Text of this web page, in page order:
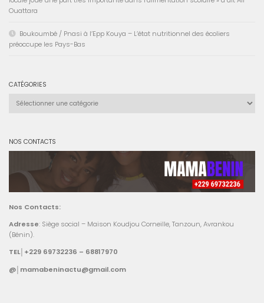
Ouattara
Boukoumbé / Pnasi à l’Epp Kouya – L’état nutritionnel des écoliers
préoccupe les Pays-Bas
CATÉGORIES
NOS CONTACTS
Nos Contacts:
Adresse: Siège social – Maison Koudjou Corneille, Tanzoun, Avrankou
(Bénin).
TEL│+229 69732236 – 68817970
@│mamabeninactu@gmail.com